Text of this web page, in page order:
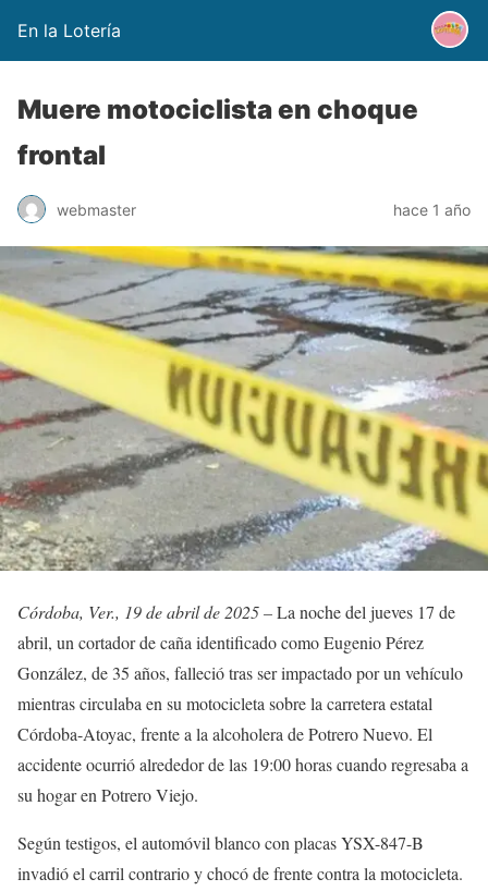
En la Lotería
Muere motociclista en choque
frontal
webmaster hace 1 año
Córdoba, Ver., 19 de abril de 2025 –La noche del jueves 17 de
abril, un cortador de caña identificado como Eugenio Pérez
González, de 35 años, falleció tras ser impactado por un vehículo
mientras circulaba en su motocicleta sobre la carretera estatal
Córdoba-Atoyac, frente a la alcoholera de Potrero Nuevo. El
accidente ocurrió alrededor de las 19:00 horas cuando regresaba a
su hogar en Potrero Viejo.
Según testigos, el automóvil blanco con placas YSX-847-B
invadió el carril contrario y chocó de frente contra la motocicleta.